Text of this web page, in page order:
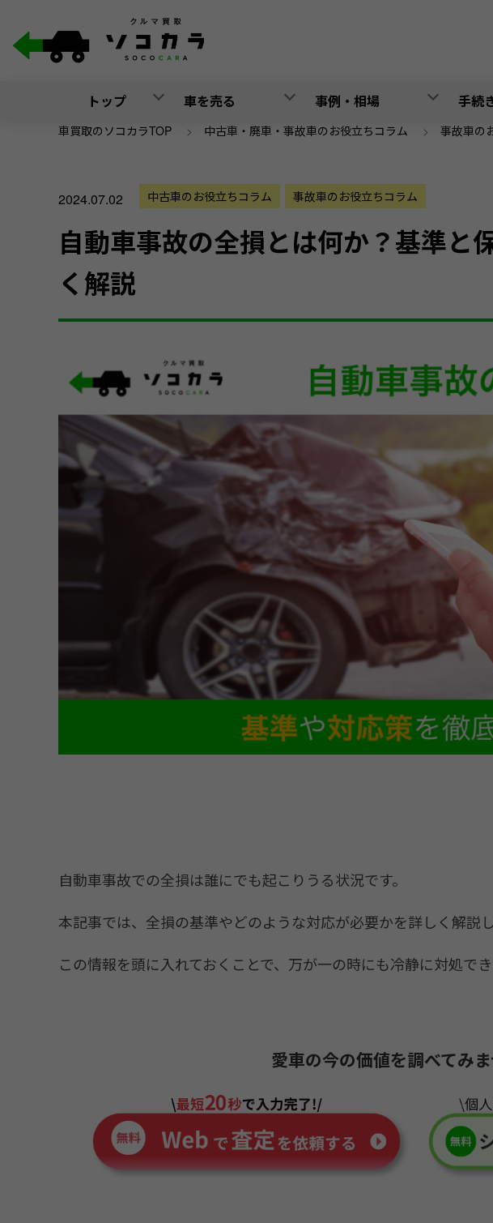
トップ 車を売る 事例・相場 手続
車買取のソコカラTOP > 中古車・廃車・事故車のお役立ちコラム > 事故車の
2024.07.02 中古車のお役立ちコラム 事故車のお役立ちコラム
自動車事故の全損とは何か？基準と
く解説
自動車事故での全損は誰にでも起こりうる状況です。
本記事では、全損の基準やどのような対応が必要かを詳しく解説し
この情報を頭に入れておくことで、万が一の時にも冷静に対処でき
愛車の今の価値を調べてみ